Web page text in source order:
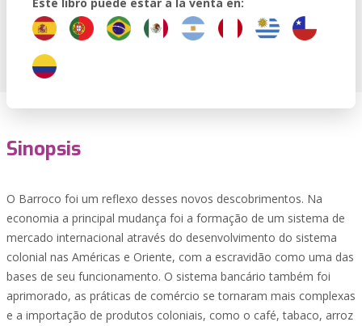
Sinopsis
O Barroco foi um reflexo desses novos descobrimentos. Na
economia a principal mudança foi a formação de um sistema de
mercado internacional através do desenvolvimento do sistema
colonial nas Américas e Oriente, com a escravidão como uma das
bases de seu funcionamento. O sistema bancário também foi
aprimorado, as práticas de comércio se tornaram mais complexas
e a importação de produtos coloniais, como o café, tabaco, arroz